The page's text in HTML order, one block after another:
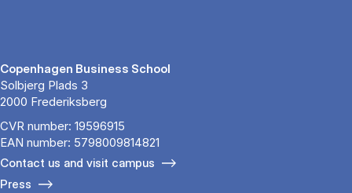
Copenhagen Business School
Solbjerg Plads 3
2000 Frederiksberg
CVR number: 19596915
EAN number: 5798009814821
Contact us and visit campus
Press